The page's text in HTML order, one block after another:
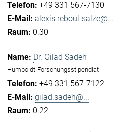
+49 331 567-7130
alexis.reboul-salze@...
0.30
Dr. Gilad Sadeh
Humboldt-Forschungsstipendiat
+49 331 567-7122
gilad.sadeh@...
0.22